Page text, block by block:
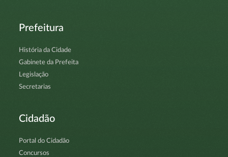
Prefeitura
História da Cidade
Gabinete da Prefeita
Legislação
Secretarias
Cidadão
Portal do Cidadão
Concursos